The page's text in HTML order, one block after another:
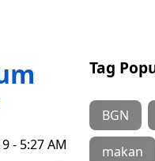
- 5:27 AM
Tag
BGN
makan